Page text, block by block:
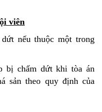
viên
nếu thuộc một trong
bị chấm dứt khi tòa án
sản theo quy định của